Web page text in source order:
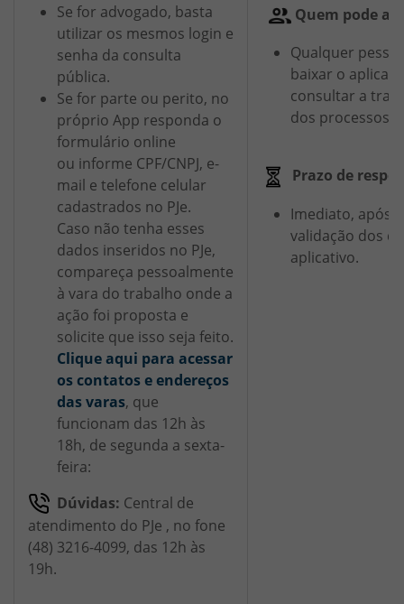
Se for advogado, basta
utilizar os mesmos login e
senha da consulta
pública.
Se for parte ou perito, no
próprio App responda o
formulário online
ou informe CPF/CNPJ, e-
mail e telefone celular
cadastrados no PJe.
Caso não tenha esses
dados inseridos no PJe,
compareça pessoalmente
à vara do trabalho onde a
ação foi proposta e
solicite que isso seja feito.
Clique aqui para acessar
os contatos e endereços
das varas, que
funcionam das 12h às
18h, de segunda a sexta-
feira:
Dúvidas: Central de
atendimento do PJe , no fone
(48) 3216-4099, das 12h às
19h.
Quem pode
Qualquer
baixar o
consultar a
dos processos.
Prazo de
Imediato, após a
validação dos
aplicativo.